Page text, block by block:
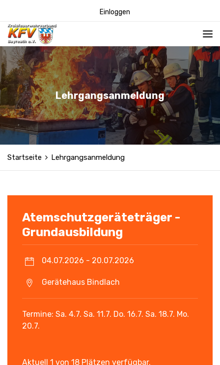
Einloggen
Lehrgangsanmeldung
Startseite Lehrgangsanmeldung
Atemschutzgeräteträger -
Grundausbildung
04.07.2026 - 20.07.2026
Gerätehaus Bindlach
Termine: Sa. 4.7. Sa. 11.7. Do. 16.7. Sa. 18.7. Mo.
20.7.
Aktuell 1 von 18 Plätzen verfügbar.